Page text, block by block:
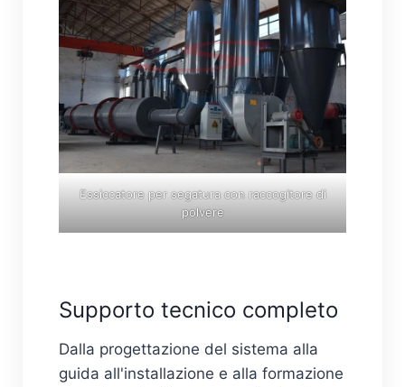
Essiccatore per segatura con raccogitore di
polvere
Supporto tecnico completo
Dalla progettazione del sistema alla
guida all'installazione e alla formazione